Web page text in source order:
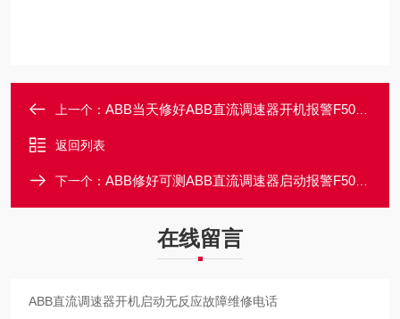
上一个： ABB当天修好ABB直流调速器开机报警F503故障修理电话
返回列表
下一个： ABB修好可测ABB直流调速器启动报警F508故障维修方法
在线留言